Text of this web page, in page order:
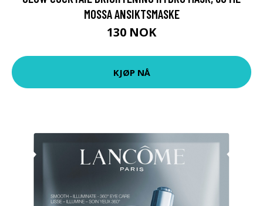
MOSSA ANSIKTSMASKE
130 NOK
KJØP NÅ